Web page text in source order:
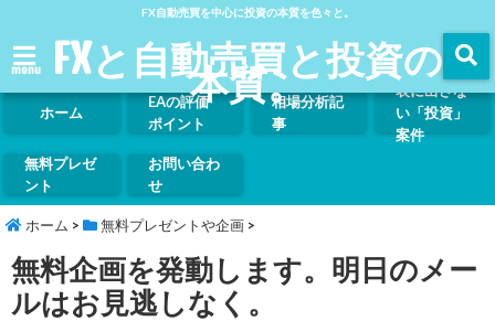
FX自動売買を中心に投資の本質を色々と。
menu FXと自動売買と投資の
本質。
ホーム
EAの評価
ポイント
相場分析記
事
表に出さな
い「投資」
案件
無料プレゼ
ント
お問い合わ
せ
ホーム > 無料プレゼントや企画 >
無料企画を発動します。明日のメー
ルはお見逃しなく。